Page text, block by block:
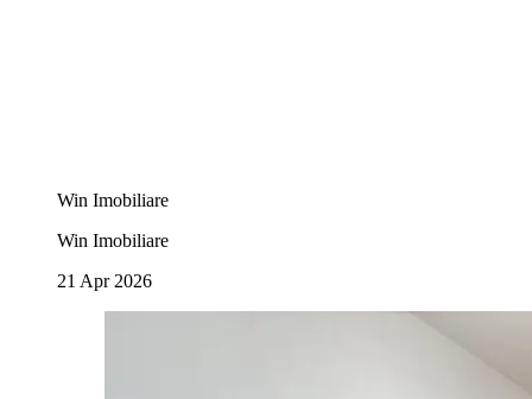
Win Imobiliare
Win Imobiliare
21 Apr 2026